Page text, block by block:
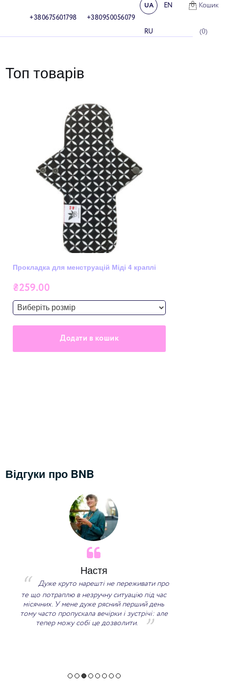
+380675601798 +380950056079
UA EN
RU
Кошик
(0)
Топ товарів
Прокладка для менструацій Міді 4 краплі
₴259.00
Додати в кошик
Відгуки про BNB
Настя
Дуже круто нарешті не переживати про
те що потраплю в незручну ситуацію під час
місячних. У мене дуже рясний перший день
тому часто пропускала вечірки і зустрічі: але
тепер можу собі це дозволити.